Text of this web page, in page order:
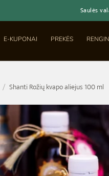
Saulės
E-KUPONAI PREKĖS
Shanti Rožių kvapo aliejus 100 ml